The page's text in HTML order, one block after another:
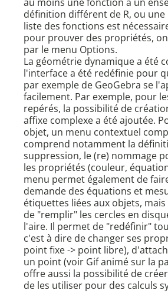
définition différent de R, ou une
liste des fonctions est
pour prouver des propriétés,
par le menu Options.
La géométrie dynamique a été
l'interface a été redéfinie pour
par exemple de GeoGebra se
facilement. Par exemple, pour
repérés, la possibilité de
affixe complexe a été ajoutée.
objet, un menu contextuel
comprend notamment la
suppression, le (re) nommage
les propriétés (couleur,
menu permet également de
demande des équations et
étiquettes liées aux objets,
de "remplir" les cercles en
l'aire. Il permet de "redéfinir"
c'est à dire de changer ses
point fixe -> point libre),
un point (voir Gif animé sur la
offre aussi la possibilité de
de les utiliser pour des calculs